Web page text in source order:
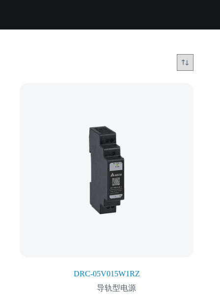
DRC-05V015W1RZ
导轨型电源